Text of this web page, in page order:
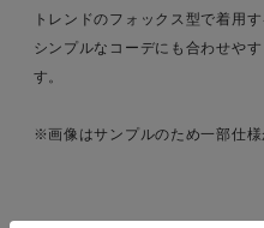
トレンドのフォックス型で着用
シンプルなコーデにも合わせや
す。
※画像はサンプルのため一部仕様